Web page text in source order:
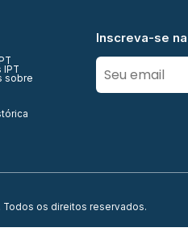
IPT
sobre
Inscreva-se
os direitos reservados.